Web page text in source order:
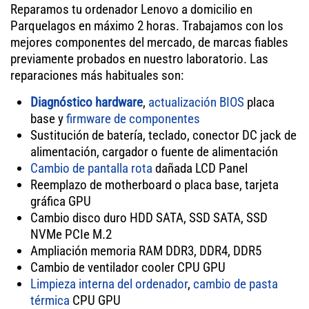
Reparamos tu ordenador Lenovo a domicilio en
Parquelagos en máximo 2 horas. Trabajamos con los
mejores componentes del mercado, de marcas fiables
previamente probados en nuestro laboratorio. Las
reparaciones más habituales son:
Diagnóstico hardware, actualización BIOS placa
base yfirmware de componentes
Sustitución de batería, teclado, conector DC jack de
alimentación, cargador o fuente de alimentación
Cambio de pantalla rota dañada LCD Panel
Reemplazo de motherboard o placa base, tarjeta
gráfica GPU
Cambio disco duro HDD SATA, SSD SATA, SSD
NVMe PCIe M.2
Ampliación memoria RAM DDR3, DDR4, DDR5
Cambio de ventilador cooler CPU GPU
Limpieza interna del ordenador, cambio de pasta
térmica CPU GPU